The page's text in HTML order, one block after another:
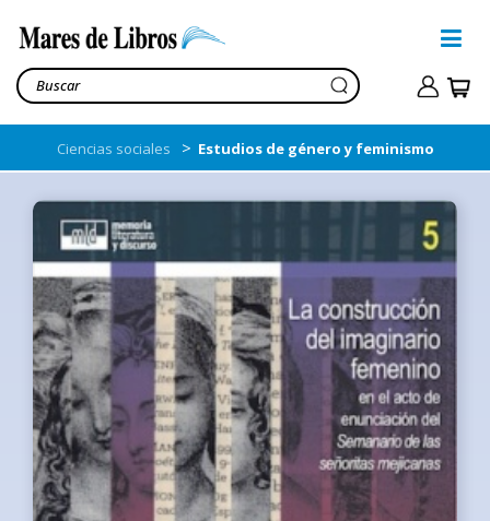
Ciencias sociales > Estudios de género y feminismo